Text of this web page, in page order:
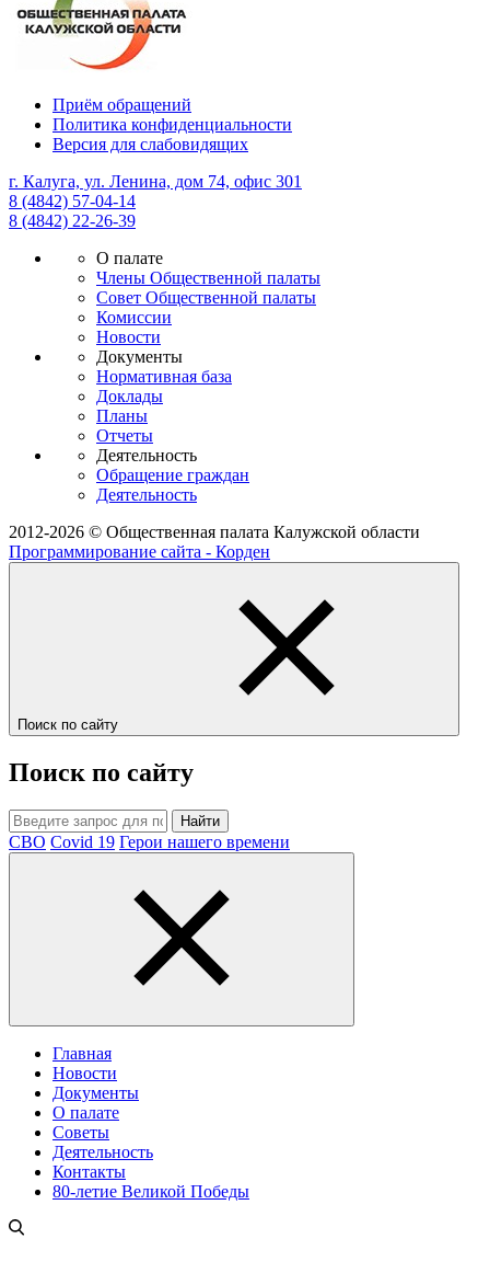
Приём обращений
Политика конфиденциальности
Версия для слабовидящих
г. Калуга, ул. Ленина, дом 74, офис 301
8 (4842) 57-04-14
8 (4842) 22-26-39
О палате
Члены Общественной палаты
Совет Общественной палаты
Комиссии
Новости
Документы
Нормативная база
Доклады
Планы
Отчеты
Деятельность
Обращение граждан
Деятельность
2012-2026 © Общественная палата Калужской области
Программирование сайта - Корден
Поиск по сайту
Поиск по сайту
Найти
СВО Covid 19 Герои нашего времени
Главная
Новости
Документы
О палате
Советы
Деятельность
Контакты
80-летие Великой Победы